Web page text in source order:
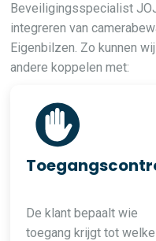
Beveiligingsspecialist
integreren van
Eigenbilzen. Zo kunnen
andere koppelen met:
De klant bepaalt wie
toegang krijgt tot welke